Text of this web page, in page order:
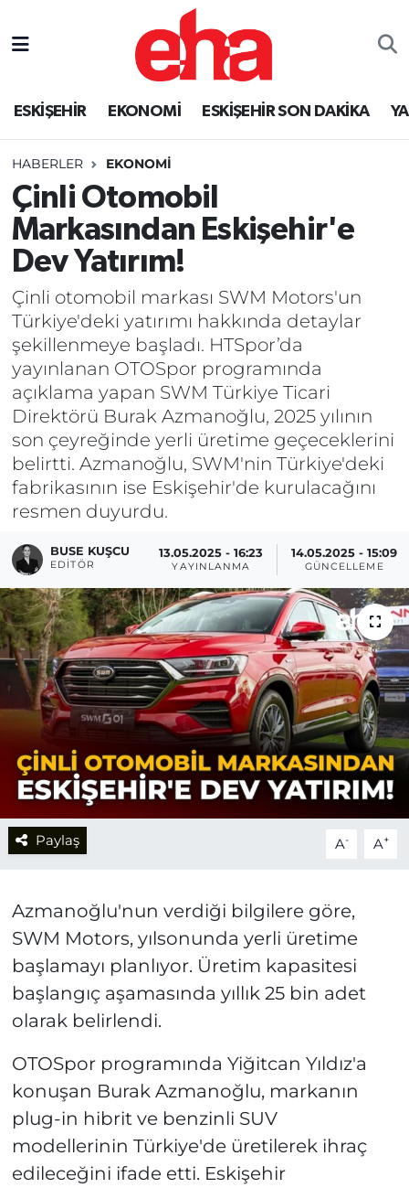
ESKİŞEHİR EKONOMİ ESKİŞEHİR SON DAKİKA
HABERLER EKONOMİ
Çinli Otomobil
Markasından Eskişehir'e
Dev Yatırım!
Çinli otomobil markası SWM Motors'un
Türkiye'deki yatırımı hakkında detaylar
şekillenmeye başladı. HTSpor’da
yayınlanan OTOSpor programında
açıklama yapan SWM Türkiye Ticari
Direktörü Burak Azmanoğlu, 2025 yılının
son çeyreğinde yerli üretime geçeceklerini
belirtti. Azmanoğlu, SWM'nin Türkiye'deki
fabrikasının ise Eskişehir'de kurulacağını
resmen duyurdu.
BUSE KUŞCU
EDITÖR
13.05.2025 - 16:23
YAYINLANMA
14.05.2025 - 15:09
GÜNCELLEME
Paylaş A- A+
Azmanoğlu'nun verdiği bilgilere göre,
SWM Motors, yılsonunda yerli üretime
başlamayı planlıyor. Üretim kapasitesi
başlangıç aşamasında yıllık 25 bin adet
olarak belirlendi.
OTOSpor programında Yiğitcan Yıldız'a
konuşan Burak Azmanoğlu, markanın
plug-in hibrit ve benzinli SUV
modellerinin Türkiye'de üretilerek ihraç
edileceğini ifade etti. Eskişehir